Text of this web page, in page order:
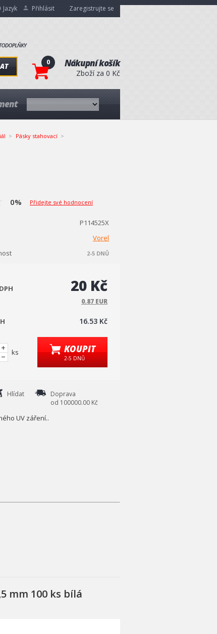
Jazyk Přihlásit Zaregistrujte se
0 Nákupní košík
Zboží za 0 Kč
Pásky stahovací
0% Přidejte své hodnocení
P114525X
Vorel
2-5 DNŮ
20 Kč
0.87 EUR
16.53 Kč
ks KOUPIT
2-5 DNŮ
Hlídat
Doprava
od 100000.00 Kč
UV záření..
mm 100 ks bílá